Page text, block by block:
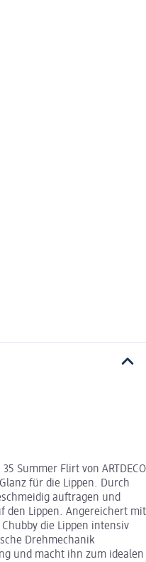
Summer Flirt von ARTDECO
für die Lippen. Durch
auftragen und
den Lippen. Angereichert mit
die Lippen intensiv
Drehmechanik
und macht ihn zum idealen